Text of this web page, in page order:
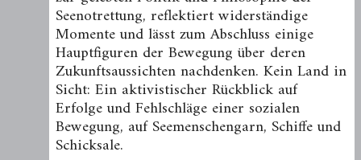
Seenotrettung, reflektiert widerständige
Momente und lässt zum Abschluss einige
Hauptfiguren der Bewegung über deren
Zukunftsaussichten nachdenken. Kein Land in
Sicht: Ein aktivistischer Rückblick auf
Erfolge und Fehlschläge einer sozialen
Bewegung, auf Seemenschengarn, Schiffe und
Schicksale.